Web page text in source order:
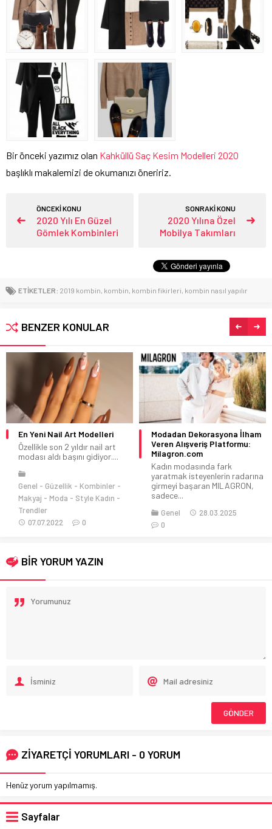
Bir önceki yazımız olan Kahküllü Saç Kesim Modelleri 2020
başlıklı makalemizi de okumanızı öneririz.
ÖNCEKİ KONU
2020 Yılı En Güzel
Gömlek Kombinleri
SONRAKİ KONU
2020 Yılına Özel
Mobilya Takımları
ETİKETLER: 2019 kombin kombin kombin fikirleri kombin nasıl yapılır
BENZER KONULAR
Modadan Dekorasyona İlham
Veren Alışveriş Platformu:
Milagron.com
yaratmak isteyenlerin radarına
girmeyi başaran MILAGRON,
sadece...
Genel
0
Altın Takılar Neden Hâlâ En
Güvenilir Yatırım Aracı?
Altın, yüzyıllardır yalnızca
zarafetin değil, aynı zamanda
ekonomik güvenin de...
Genel
BİR YORUM YAZIN
ZİYARETÇİ YORUMLARI - 0 YORUM
Henüz yorum yapılmamış.
Sayfalar